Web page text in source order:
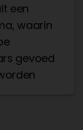
een
waarin
gevoed